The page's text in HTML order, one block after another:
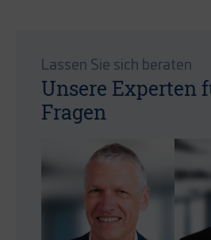
Lassen Sie sich beraten
Unsere Experten
Fragen